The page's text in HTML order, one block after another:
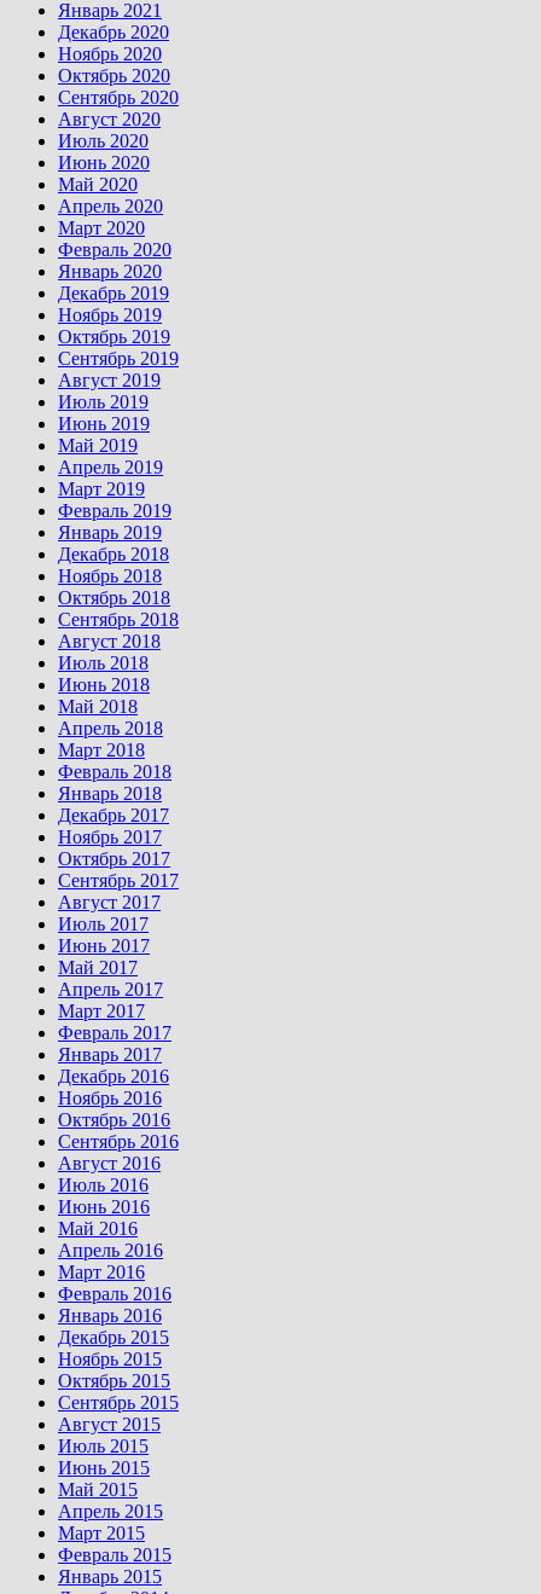
Январь 2021
Декабрь 2020
Ноябрь 2020
Октябрь 2020
Сентябрь 2020
Август 2020
Июль 2020
Июнь 2020
Май 2020
Апрель 2020
Март 2020
Февраль 2020
Январь 2020
Декабрь 2019
Ноябрь 2019
Октябрь 2019
Сентябрь 2019
Август 2019
Июль 2019
Июнь 2019
Май 2019
Апрель 2019
Март 2019
Февраль 2019
Январь 2019
Декабрь 2018
Ноябрь 2018
Октябрь 2018
Сентябрь 2018
Август 2018
Июль 2018
Июнь 2018
Май 2018
Апрель 2018
Март 2018
Февраль 2018
Январь 2018
Декабрь 2017
Ноябрь 2017
Октябрь 2017
Сентябрь 2017
Август 2017
Июль 2017
Июнь 2017
Май 2017
Апрель 2017
Март 2017
Февраль 2017
Январь 2017
Декабрь 2016
Ноябрь 2016
Октябрь 2016
Сентябрь 2016
Август 2016
Июль 2016
Июнь 2016
Май 2016
Апрель 2016
Март 2016
Февраль 2016
Январь 2016
Декабрь 2015
Ноябрь 2015
Октябрь 2015
Сентябрь 2015
Август 2015
Июль 2015
Июнь 2015
Май 2015
Апрель 2015
Март 2015
Февраль 2015
Январь 2015